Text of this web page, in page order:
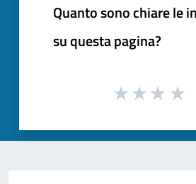
Quanto sono chiare le
su questa pagina?